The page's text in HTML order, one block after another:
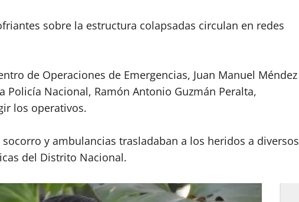
sobre la estructura colapsadas circulan en redes
de Operaciones de Emergencias, Juan Manuel Méndez
Policía Nacional, Ramón Antonio Guzmán Peralta,
los operativos.
socorro y ambulancias trasladaban a los heridos a diversos
del Distrito Nacional.